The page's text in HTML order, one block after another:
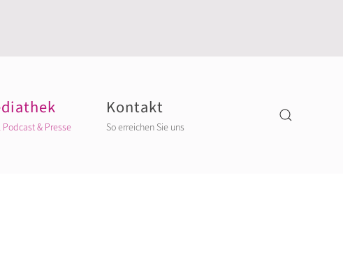
Podcast & Presse
Kontakt
So erreichen Sie uns